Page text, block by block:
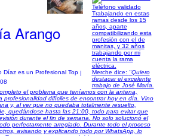
Arango
|
Teléfono validado
Trabajando en estas
ramas desde los 15
años, aparte
compatibilizando esta
profesión con el de
manitas, y 32 años
trabajando por mi
cuenta la rama
eléctrica.
Merche dice: "Quiero
destacar el excelente
trabajo de José María.
el problema que teníamos con la antena,
profesionalidad difíciles de encontrar hoy en día. Vino
y, al ver que no quedaba totalmente resuelto,
quedándose hasta las 21:00, todo para evitar que
durante el fin de semana. No solo solucionó el
perfectamente arreglado. Durante todo el proceso
avisando y explicando todo por WhatsApp, lo